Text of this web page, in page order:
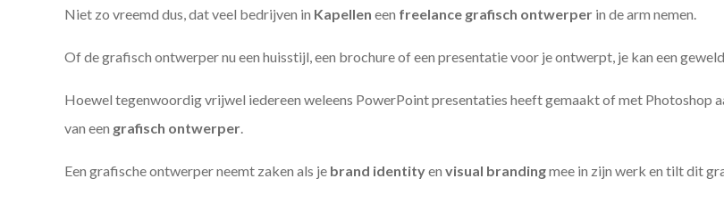
Niet zo vreemd dus, dat veel bedrijven in Kapellen een freelance grafisch ontwerper in de arm nemen.
Of de grafisch ontwerper nu een huisstijl, een brochure of een presentatie voor je ontwerpt, je kan een
Hoewel tegenwoordig vrijwel iedereen weleens PowerPoint presentaties heeft gemaakt of met Photoshop
van een grafisch ontwerper.
Een grafische ontwerper neemt zaken als je brand identityen visual brandingmee in zijn werk en tilt dit